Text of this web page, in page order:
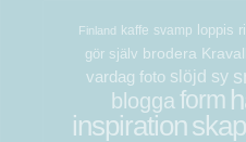
Finland kaffe svamp loppis
gör själv brodera
vardag foto slöjd sy
blogga form
inspiration